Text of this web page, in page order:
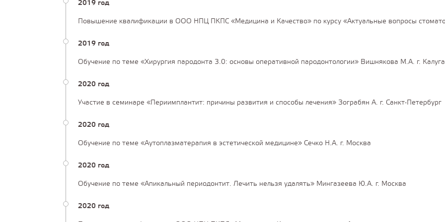
2019 год
Повышение квалификации в ООО НПЦ ПКПС «Медицина и Качество» по курсу «Актуальные вопросы
2019 год
Обучение по теме «Хирургия пародонта 3.0: основы оперативной пародонтологии» Вишнякова М.А. г. Калуга
2020 год
Участие в семинаре «Периимплантит: причины развития и способы лечения» Зограбян А. г. Санкт-Петербург
2020 год
Обучение по теме «Аутоплазматерапия в эстетической медицине» Сечко Н.А. г. Москва
2020 год
Обучение по теме «Апикальный периодонтит. Лечить нельзя удалять» Мингазеева Ю.А. г. Москва
2020 год